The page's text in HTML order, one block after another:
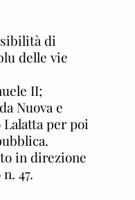
di
delle vie
II;
Nuova e
per poi
in direzione
47.